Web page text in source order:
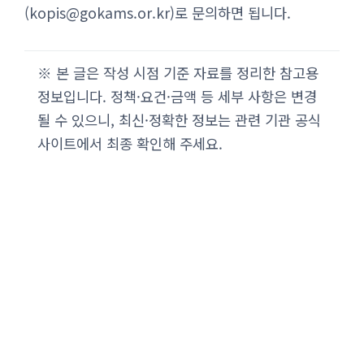
(kopis@gokams.or.kr)로 문의하면 됩니다.
※ 본 글은 작성 시점 기준 자료를 정리한 참고용
정보입니다. 정책·요건·금액 등 세부 사항은 변경
될 수 있으니, 최신·정확한 정보는 관련 기관 공식
사이트에서 최종 확인해 주세요.